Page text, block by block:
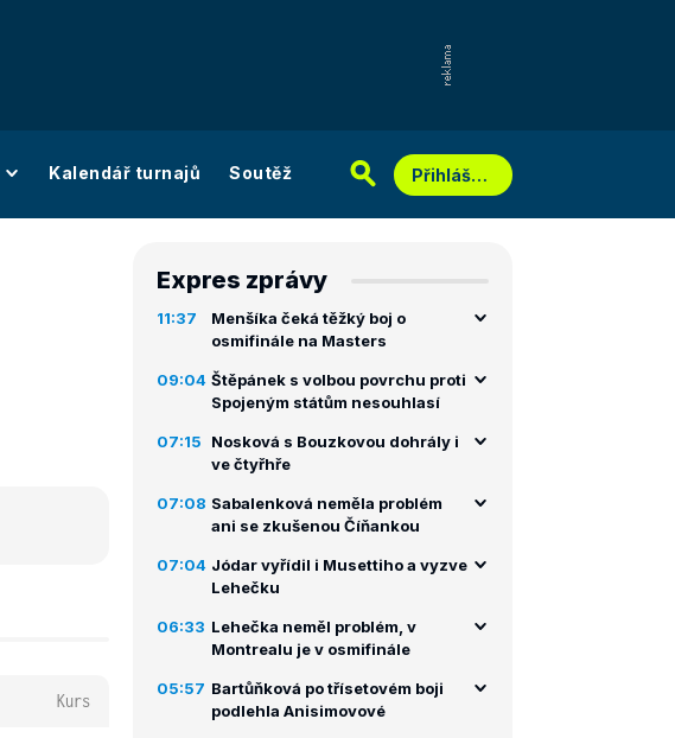
Kalendář turnajů Soutěž Přihlášení
Kurs
Expres zprávy
11:37
Menšíka čeká těžký boj o
osmifinále na Masters
09:04 Štěpánek s volbou povrchu proti
Spojeným státům nesouhlasí
07:15
Nosková s Bouzkovou dohrály i
ve čtyřhře
07:08 Sabalenková neměla problém
ani se zkušenou Číňankou
07:04 Jódar vyřídil i Musettiho a vyzve
Lehečku
06:33 Lehečka neměl problém, v
Montrealu je v osmifinále
05:57 Bartůňková po třísetovém boji
podlehla Anisimovové